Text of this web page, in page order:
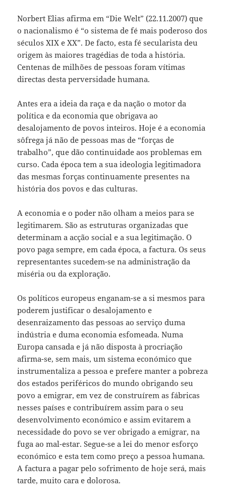
Norbert Elias afirma em “Die Welt” (22.11.2007) que
o nacionalismo é “o sistema de fé mais poderoso dos
séculos XIX e XX”. De facto, esta fé secularista deu
origem às maiores tragédias de toda a história.
Centenas de milhões de pessoas foram vítimas
directas desta perversidade humana.
Antes era a ideia da raça e da nação o motor da
política e da economia que obrigava ao
desalojamento de povos inteiros. Hoje é a economia
sôfrega já não de pessoas mas de “forças de
trabalho”, que dão continuidade aos problemas em
curso. Cada época tem a sua ideologia legitimadora
das mesmas forças continuamente presentes na
história dos povos e das culturas.
A economia e o poder não olham a meios para se
legitimarem. São as estruturas organizadas que
determinam a acção social e a sua legitimação. O
povo paga sempre, em cada época, a factura. Os seus
representantes sucedem-se na administração da
miséria ou da exploração.
Os políticos europeus enganam-se a si mesmos para
poderem justificar o desalojamento e
desenraizamento das pessoas ao serviço duma
indústria e duma economia esfomeada. Numa
Europa cansada e já não disposta à procriação
afirma-se, sem mais, um sistema económico que
instrumentaliza a pessoa e prefere manter a pobreza
dos estados periféricos do mundo obrigando seu
povo a emigrar, em vez de construírem as fábricas
nesses países e contribuírem assim para o seu
desenvolvimento económico e assim evitarem a
necessidade do povo se ver obrigado a emigrar, na
fuga ao mal-estar. Segue-se a lei do menor esforço
económico e esta tem como preço a pessoa humana.
A factura a pagar pelo sofrimento de hoje será, mais
tarde, muito cara e dolorosa.